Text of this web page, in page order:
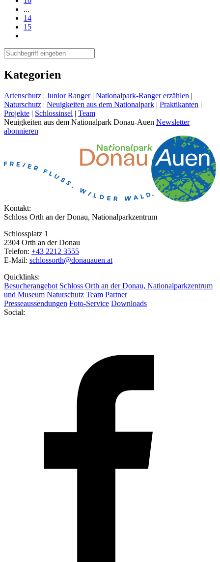
...
14
15
Kategorien
Artenschutz | Junior Ranger | Nationalpark-Ranger erzählen |
Naturschutz | Neuigkeiten aus dem Nationalpark | Praktikanten |
Projekte | Schlossinsel | Team
Neuigkeiten aus dem Nationalpark Donau-Auen Newsletter
abonnieren
Kontakt:
Schloss Orth an der Donau, Nationalparkzentrum
Schlossplatz 1
2304 Orth an der Donau
Telefon: +43 2212 3555
E-Mail: schlossorth@donauauen.at
Quicklinks:
Besucherangebot Schloss Orth an der Donau, Nationalparkzentrum
und Museum Naturschutz Team Partner
Presseaussendungen Foto-Service Downloads
Social: